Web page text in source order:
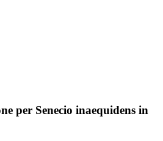
per Senecio inaequidens in